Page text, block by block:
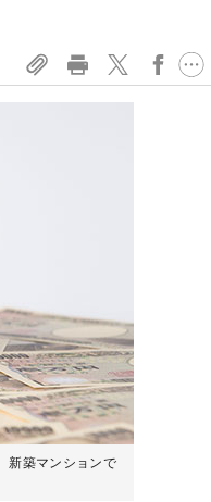
新築マンションで